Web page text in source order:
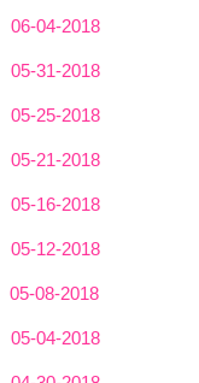
06-04-2018
05-31-2018
05-25-2018
05-21-2018
05-16-2018
05-12-2018
05-08-2018
05-04-2018